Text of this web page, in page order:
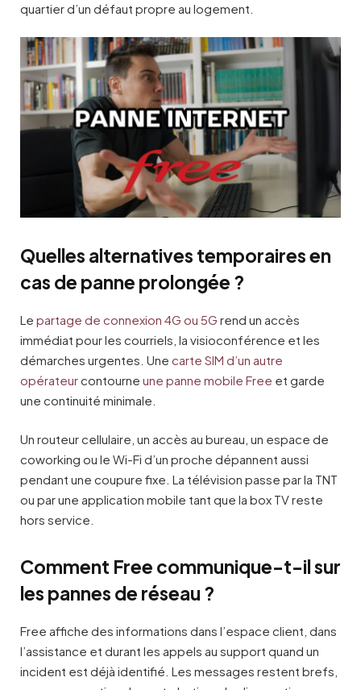
quartier d’un défaut propre au logement.
Quelles alternatives temporaires en
cas de panne prolongée ?
Le partage de connexion 4G ou 5G rend un accès
immédiat pour les courriels, la visioconférence et les
démarches urgentes. Une carte SIM d’un autre
opérateurcontourne une panne mobile Free et garde
une continuité minimale.
Un routeur cellulaire, un accès au bureau, un espace de
coworking ou le Wi-Fi d’un proche dépannent aussi
pendant une coupure fixe. La télévision passe par la TNT
ou par une application mobile tant que la box TV reste
hors service.
Comment Free communique-t-il sur
les pannes de réseau ?
Free affiche des informations dans l’espace client, dans
l’assistance et durant les appels au support quand un
incident est déjà identifié. Les messages restent brefs,